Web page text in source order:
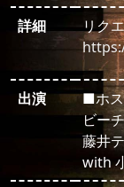
詳細
リク
出演
■ホ
ビー
藤井
with